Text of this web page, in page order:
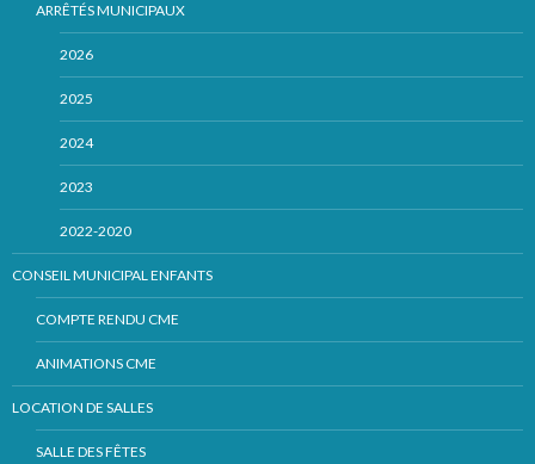
ARRÊTÉS MUNICIPAUX
2026
2025
2024
2023
2022-2020
CONSEIL MUNICIPAL ENFANTS
COMPTE RENDU CME
ANIMATIONS CME
LOCATION DE SALLES
SALLE DES FÊTES